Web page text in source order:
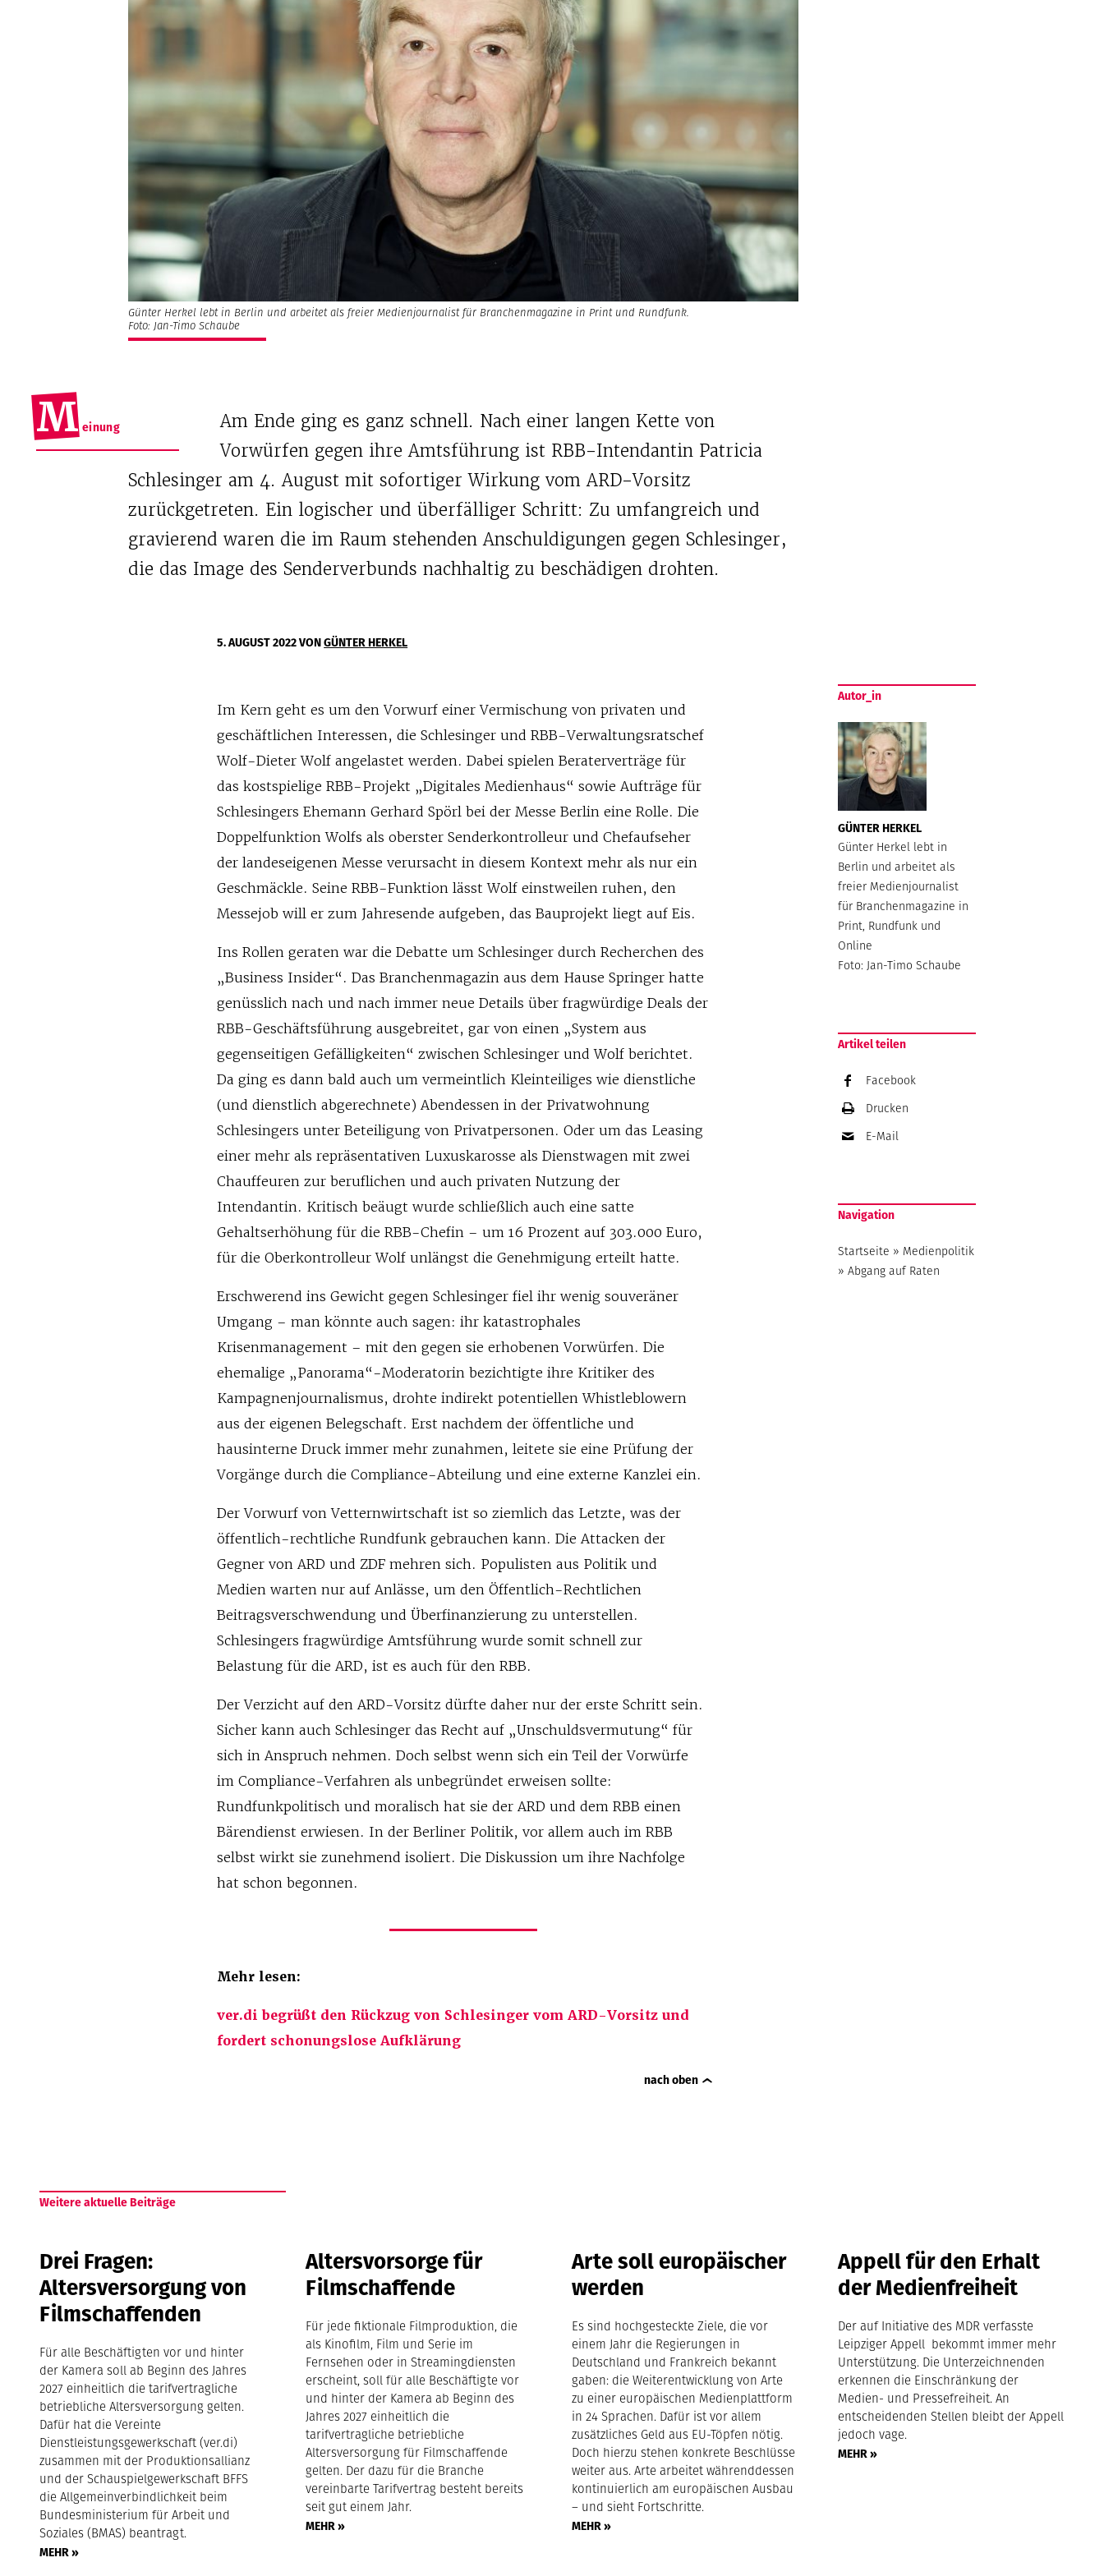
Günter Herkel lebt in Berlin und arbeitet als freier Medienjournalist für Branchenmagazine in Print und Rundfunk.
Foto: Jan-Timo Schaube
M einung
Am Ende ging es ganz schnell. Nach einer langen Kette von
Vorwürfen gegen ihre Amtsführung ist RBB-Intendantin Patricia
Schlesinger am 4. August mit sofortiger Wirkung vom ARD-Vorsitz
zurückgetreten. Ein logischer und überfälliger Schritt: Zu umfangreich und
gravierend waren die im Raum stehenden Anschuldigungen gegen Schlesinger,
die das Image des Senderverbunds nachhaltig zu beschädigen drohten.
5. AUGUST 2022VONGÜNTER HERKEL
Im Kern geht es um den Vorwurf einer Vermischung von privaten und
geschäftlichen Interessen, die Schlesinger und RBB-Verwaltungsratschef
Wolf-Dieter Wolf angelastet werden. Dabei spielen Beraterverträge für
das kostspielige RBB-Projekt „Digitales Medienhaus“ sowie Aufträge für
Schlesingers Ehemann Gerhard Spörl bei der Messe Berlin eine Rolle. Die
Doppelfunktion Wolfs als oberster Senderkontrolleur und Chefaufseher
der landeseigenen Messe verursacht in diesem Kontext mehr als nur ein
Geschmäckle. Seine RBB-Funktion lässt Wolf einstweilen ruhen, den
Messejob will er zum Jahresende aufgeben, das Bauprojekt liegt auf Eis.
Ins Rollen geraten war die Debatte um Schlesinger durch Recherchen des
„Business Insider“. Das Branchenmagazin aus dem Hause Springer hatte
genüsslich nach und nach immer neue Details über fragwürdige Deals der
RBB-Geschäftsführung ausgebreitet, gar von einen „System aus
gegenseitigen Gefälligkeiten“ zwischen Schlesinger und Wolf berichtet.
Da ging es dann bald auch um vermeintlich Kleinteiliges wie dienstliche
(und dienstlich abgerechnete) Abendessen in der Privatwohnung
Schlesingers unter Beteiligung von Privatpersonen. Oder um das Leasing
einer mehr als repräsentativen Luxuskarosse als Dienstwagen mit zwei
Chauffeuren zur beruflichen und auch privaten Nutzung der
Intendantin. Kritisch beäugt wurde schließlich auch eine satte
Gehaltserhöhung für die RBB-Chefin – um 16 Prozent auf 303.000 Euro,
für die Oberkontrolleur Wolf unlängst die Genehmigung erteilt hatte.
Erschwerend ins Gewicht gegen Schlesinger fiel ihr wenig souveräner
Umgang – man könnte auch sagen: ihr katastrophales
Krisenmanagement – mit den gegen sie erhobenen Vorwürfen. Die
ehemalige „Panorama“-Moderatorin bezichtigte ihre Kritiker des
Kampagnenjournalismus, drohte indirekt potentiellen Whistleblowern
aus der eigenen Belegschaft. Erst nachdem der öffentliche und
hausinterne Druck immer mehr zunahmen, leitete sie eine Prüfung der
Vorgänge durch die Compliance-Abteilung und eine externe Kanzlei ein.
Der Vorwurf von Vetternwirtschaft ist so ziemlich das Letzte, was der
öffentlich-rechtliche Rundfunk gebrauchen kann. Die Attacken der
Gegner von ARD und ZDF mehren sich. Populisten aus Politik und
Medien warten nur auf Anlässe, um den Öffentlich-Rechtlichen
Beitragsverschwendung und Überfinanzierung zu unterstellen.
Schlesingers fragwürdige Amtsführung wurde somit schnell zur
Belastung für die ARD, ist es auch für den RBB.
Der Verzicht auf den ARD-Vorsitz dürfte daher nur der erste Schritt sein.
Sicher kann auch Schlesinger das Recht auf „Unschuldsvermutung“ für
sich in Anspruch nehmen. Doch selbst wenn sich ein Teil der Vorwürfe
im Compliance-Verfahren als unbegründet erweisen sollte:
Rundfunkpolitisch und moralisch hat sie der ARD und dem RBB einen
Bärendienst erwiesen. In der Berliner Politik, vor allem auch im RBB
selbst wirkt sie zunehmend isoliert. Die Diskussion um ihre Nachfolge
hat schon begonnen.
Mehr lesen:
ver.di begrüßt den Rückzug von Schlesinger vom ARD-Vorsitz und
fordert schonungslose Aufklärung
nach oben
Autor_in
GÜNTER HERKEL
Günter Herkel lebt in
Berlin und arbeitet als
freier Medienjournalist
für Branchenmagazine in
Print, Rundfunk und
Online
Foto: Jan-Timo Schaube
Artikel teilen
Facebook
Drucken
E-Mail
Navigation
Startseite » Medienpolitik
»Abgang auf Raten
Weitere aktuelle Beiträge
Drei Fragen:
Altersversorgung von
Filmschaffenden
Für alle Beschäftigten vor und hinter
der Kamera soll ab Beginn des Jahres
2027 einheitlich die tarifvertragliche
betriebliche Altersversorgung gelten.
Dafür hat die Vereinte
Dienstleistungsgewerkschaft (ver.di)
zusammen mit der Produktionsallianz
und der Schauspielgewerkschaft BFFS
die Allgemeinverbindlichkeit beim
Bundesministerium für Arbeit und
Soziales (BMAS) beantragt.
MEHR »
Altersvorsorge für
Filmschaffende
Für jede fiktionale Filmproduktion, die
als Kinofilm, Film und Serie im
Fernsehen oder in Streamingdiensten
erscheint, soll für alle Beschäftigte vor
und hinter der Kamera ab Beginn des
Jahres 2027 einheitlich die
tarifvertragliche betriebliche
Altersversorgung für Filmschaffende
gelten. Der dazu für die Branche
vereinbarte Tarifvertrag besteht bereits
seit gut einem Jahr.
MEHR »
Arte soll europäischer
werden
Es sind hochgesteckte Ziele, die vor
einem Jahr die Regierungen in
Deutschland und Frankreich bekannt
gaben: die Weiterentwicklung von Arte
zu einer europäischen Medienplattform
in 24 Sprachen. Dafür ist vor allem
zusätzliches Geld aus EU-Töpfen nötig.
Doch hierzu stehen konkrete Beschlüsse
weiter aus. Arte arbeitet währenddessen
kontinuierlich am europäischen Ausbau
– und sieht Fortschritte.
MEHR »
Appell für den Erhalt
der Medienfreiheit
Der auf Initiative des MDR verfasste
Leipziger Appell bekommt immer mehr
Unterstützung. Die Unterzeichnenden
erkennen die Einschränkung der
Medien- und Pressefreiheit. An
entscheidenden Stellen bleibt der Appell
jedoch vage.
MEHR »